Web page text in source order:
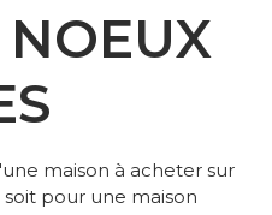
maison à acheter sur
soit pour une maison